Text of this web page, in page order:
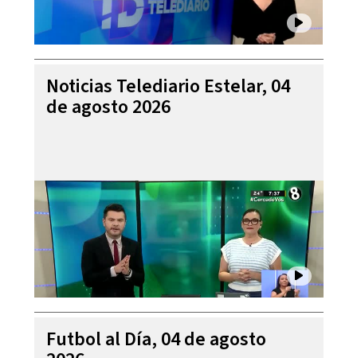
Noticias Telediario Estelar, 04
de agosto 2026
Futbol al Día, 04 de agosto